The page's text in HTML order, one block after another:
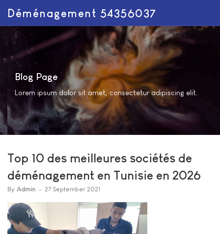
Déménagement 54356037
Blog Page
Lorem ipsum dolor sit amet, consectetur adipiscing elit.
Top 10 des meilleures sociétés de
déménagement en Tunisie en 2026
By Admin 27 September 2021